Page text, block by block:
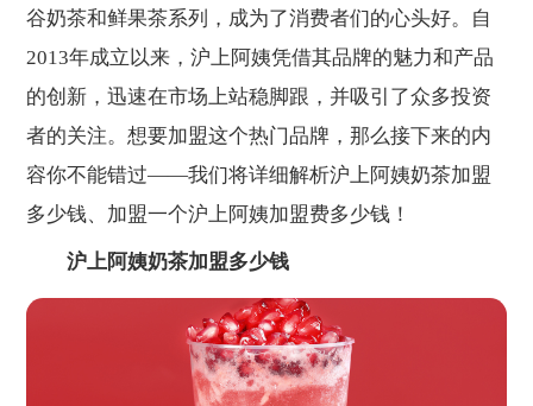
谷奶茶和鲜果茶系列，成为了消费者们的心头好。自
2013年成立以来，沪上阿姨凭借其品牌的魅力和产品
的创新，迅速在市场上站稳脚跟，并吸引了众多投资
者的关注。想要加盟这个热门品牌，那么接下来的内
容你不能错过——我们将详细解析沪上阿姨奶茶加盟
多少钱、加盟一个沪上阿姨加盟费多少钱！
沪上阿姨奶茶加盟多少钱